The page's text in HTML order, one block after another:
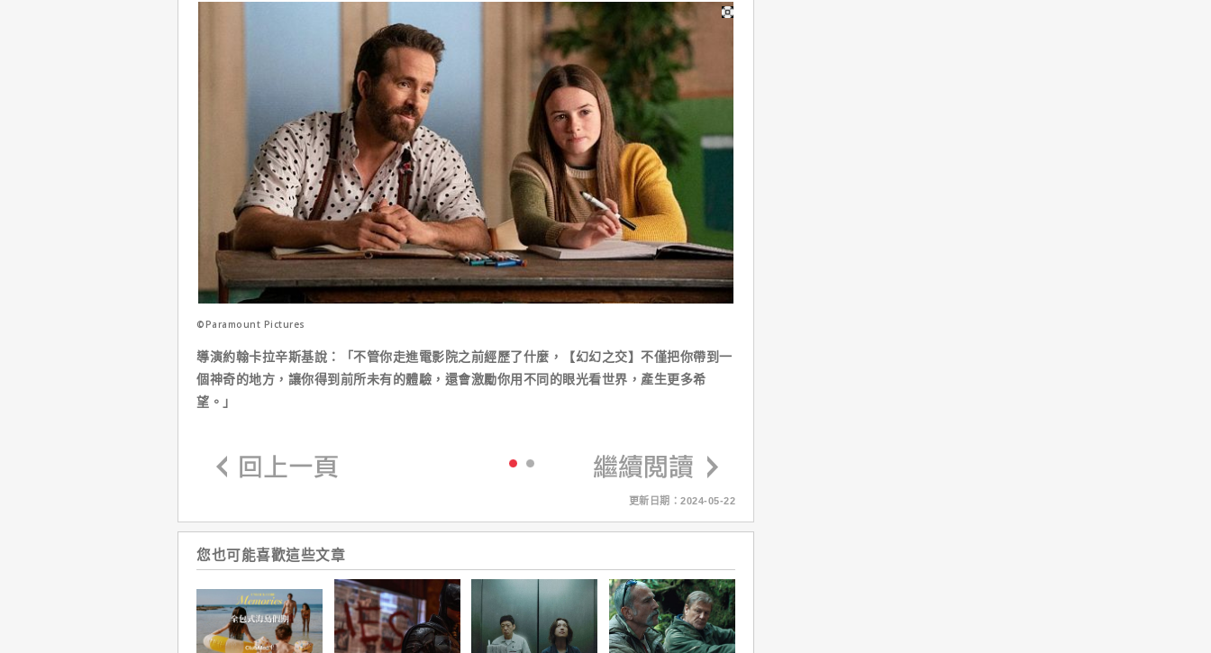
©Paramount Pictures
導演約翰卡拉辛斯基說：「不管你走進電影院之前經歷了什麼，【幻幻之交】不僅把你帶到一
個神奇的地方，讓你得到前所未有的體驗，還會激勵你用不同的眼光看世界，產生更多希
望。」
更新日期：2024-05-22
您也可能喜歡這些文章